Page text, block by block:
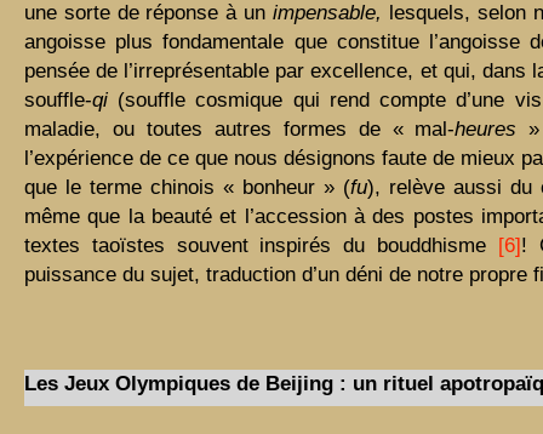
une sorte de réponse à un impensable, lesquels, selon
angoisse plus fondamentale que constitue l’angoisse
pensée de l’irreprésentable par excellence, et qui,
souffle-qi (souffle cosmique qui rend compte d’une
maladie, ou toutes autres formes de « mal-heures
l’expérience de ce que nous désignons faute de mieux
que le terme chinois « bonheur » (fu), relève aussi du
même que la beauté et l’accession à des postes
textes taoïstes souvent inspirés du bouddhisme [6]!
puissance du sujet, traduction d’un déni de notre
Les Jeux Olympiques de Beijing : un rituel